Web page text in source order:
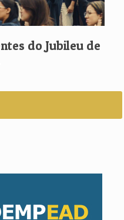
do Jubileu de